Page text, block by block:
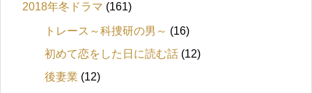
2018年冬ドラマ (161)
トレース～科捜研の男～ (16)
初めて恋をした日に読む話 (12)
後妻業 (12)